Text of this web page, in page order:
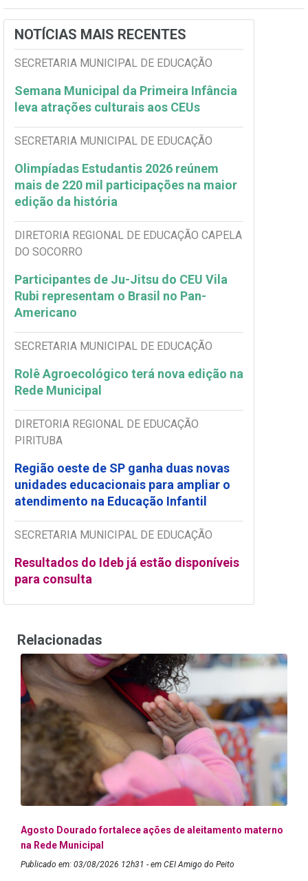
NOTÍCIAS MAIS RECENTES
SECRETARIA MUNICIPAL DE EDUCAÇÃO
Semana Municipal da Primeira Infância
leva atrações culturais aos CEUs
SECRETARIA MUNICIPAL DE EDUCAÇÃO
Olimpíadas Estudantis 2026 reúnem
mais de 220 mil participações na maior
edição da história
DIRETORIA REGIONAL DE EDUCAÇÃO CAPELA
DO SOCORRO
Participantes de Ju-Jitsu do CEU Vila
Rubi representam o Brasil no Pan-
Americano
SECRETARIA MUNICIPAL DE EDUCAÇÃO
Rolê Agroecológico terá nova edição na
Rede Municipal
DIRETORIA REGIONAL DE EDUCAÇÃO
PIRITUBA
Região oeste de SP ganha duas novas
unidades educacionais para ampliar o
atendimento na Educação Infantil
SECRETARIA MUNICIPAL DE EDUCAÇÃO
Resultados do Ideb já estão disponíveis
para consulta
Relacionadas
Agosto Dourado fortalece ações de aleitamento materno
na Rede Municipal
Publicado em: 03/08/2026 12h31 - em CEI Amigo do Peito